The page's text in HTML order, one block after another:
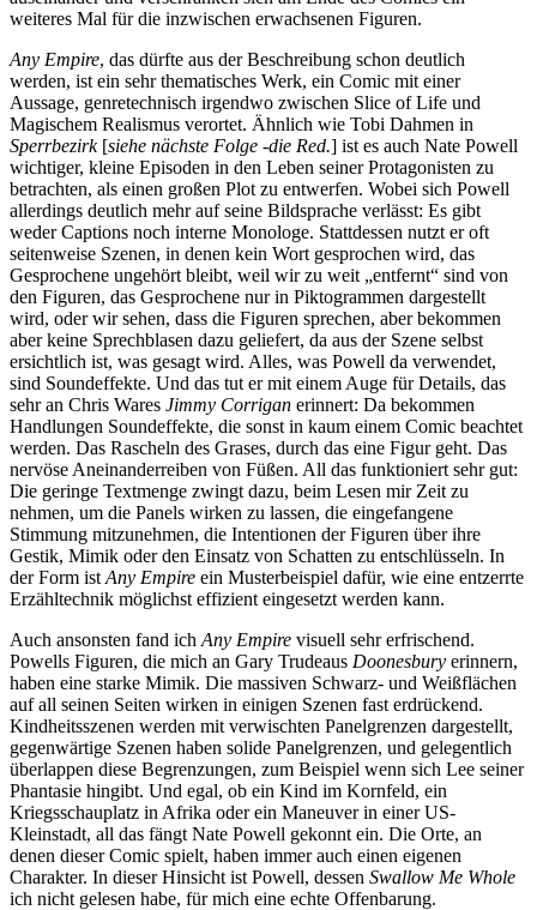
weiteres Mal für die inzwischen erwachsenen Figuren.
Any Empire, das dürfte aus der Beschreibung schon deutlich
werden, ist ein sehr thematisches Werk, ein Comic mit einer
Aussage, genretechnisch irgendwo zwischen Slice of Life und
Magischem Realismus verortet. Ähnlich wie Tobi Dahmen in
Sperrbezirk [siehe nächste Folge -die Red.] ist es auch Nate Powell
wichtiger, kleine Episoden in den Leben seiner Protagonisten zu
betrachten, als einen großen Plot zu entwerfen. Wobei sich Powell
allerdings deutlich mehr auf seine Bildsprache verlässt: Es gibt
weder Captions noch interne Monologe. Stattdessen nutzt er oft
seitenweise Szenen, in denen kein Wort gesprochen wird, das
Gesprochene ungehört bleibt, weil wir zu weit „entfernt“ sind von
den Figuren, das Gesprochene nur in Piktogrammen dargestellt
wird, oder wir sehen, dass die Figuren sprechen, aber bekommen
aber keine Sprechblasen dazu geliefert, da aus der Szene selbst
ersichtlich ist, was gesagt wird. Alles, was Powell da verwendet,
sind Soundeffekte. Und das tut er mit einem Auge für Details, das
sehr an Chris Wares Jimmy Corrigan erinnert: Da bekommen
Handlungen Soundeffekte, die sonst in kaum einem Comic beachtet
werden. Das Rascheln des Grases, durch das eine Figur geht. Das
nervöse Aneinanderreiben von Füßen. All das funktioniert sehr gut:
Die geringe Textmenge zwingt dazu, beim Lesen mir Zeit zu
nehmen, um die Panels wirken zu lassen, die eingefangene
Stimmung mitzunehmen, die Intentionen der Figuren über ihre
Gestik, Mimik oder den Einsatz von Schatten zu entschlüsseln. In
der Form ist Any Empire ein Musterbeispiel dafür, wie eine entzerrte
Erzähltechnik möglichst effizient eingesetzt werden kann.
Auch ansonsten fand ich Any Empire visuell sehr erfrischend.
Powells Figuren, die mich an Gary Trudeaus Doonesbury erinnern,
haben eine starke Mimik. Die massiven Schwarz- und Weißflächen
auf all seinen Seiten wirken in einigen Szenen fast erdrückend.
Kindheitsszenen werden mit verwischten Panelgrenzen dargestellt,
gegenwärtige Szenen haben solide Panelgrenzen, und gelegentlich
überlappen diese Begrenzungen, zum Beispiel wenn sich Lee seiner
Phantasie hingibt. Und egal, ob ein Kind im Kornfeld, ein
Kriegsschauplatz in Afrika oder ein Maneuver in einer US-
Kleinstadt, all das fängt Nate Powell gekonnt ein. Die Orte, an
denen dieser Comic spielt, haben immer auch einen eigenen
Charakter. In dieser Hinsicht ist Powell, dessen Swallow Me Whole
ich nicht gelesen habe, für mich eine echte Offenbarung.